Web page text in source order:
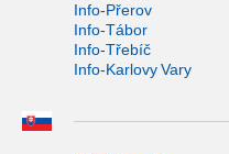
Info-Přerov
Info-Tábor
Info-Třebíč
Info-Karlovy Vary